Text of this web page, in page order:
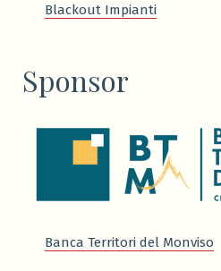
Blackout Impianti
Sponsor
Banca Territori del Monviso